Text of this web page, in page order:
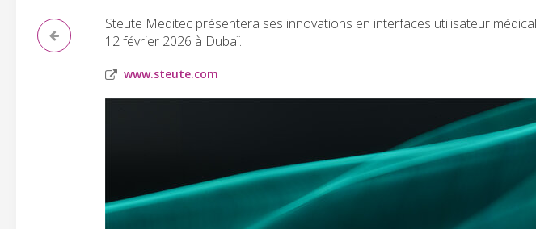
Steute Meditec présentera ses innovations en interfaces utilisateur
12 février 2026 à Dubaï.
www.steute.com